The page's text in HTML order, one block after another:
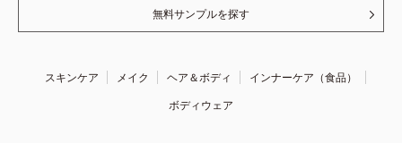
無料サンプルを探す
スキンケア メイク ヘア＆ボディ
インナーケア（食品）
ボディウェア